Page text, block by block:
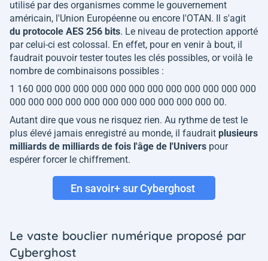
utilisé par des organismes comme le gouvernement
américain, l'Union Européenne ou encore l'OTAN. Il s'agit
du protocole AES 256 bits. Le niveau de protection apporté
par celui-ci est colossal. En effet, pour en venir à bout, il
faudrait pouvoir tester toutes les clés possibles, or voilà le
nombre de combinaisons possibles :
1 160 000 000 000 000 000 000 000 000 000 000 000 000
000 000 000 000 000 000 000 000 000 000 000 00.
Autant dire que vous ne risquez rien. Au rythme de test le
plus élevé jamais enregistré au monde, il faudrait plusieurs
milliards de milliards de fois l'âge de l'Univers pour
espérer forcer le chiffrement.
En savoir+ sur Cyberghost
Le vaste bouclier numérique proposé par
Cyberghost